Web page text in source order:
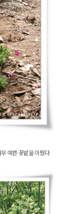
예쁜 꽃밭을 이뤘다.